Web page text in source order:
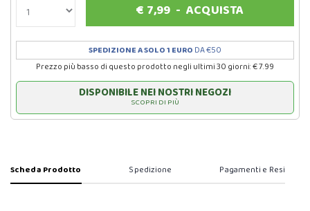
€ 7,99 -ACQUISTA
SPEDIZIONE A SOLO 1 EURO DA €50
Prezzo più basso di questo prodotto negli ultimi 30 giorni: € 7.99
DISPONIBILE NEI NOSTRI NEGOZI
SCOPRI DI PIÙ
Scheda Prodotto Spedizione Pagamenti e Resi